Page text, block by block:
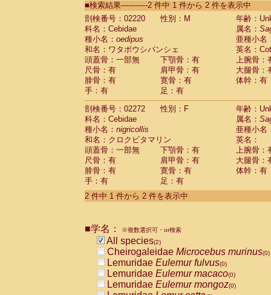
CebidaeSaguinus labiatus(0)
Cebidae Saguinus leucopus (0)
Cebidae
Cebidae
CebidaeSaguinus nigricollis (1)
Cebidae Saguinus oedipus
Cebidae Saguinus weddelli
Cebidae Saguinusspp.
Cebidae Aotus trivirgatus
Cebidae Cebus albifrons
Cebidae
CebidaeCebus capucinus
CebidaeCebus nigrivittatus
Cebidae Cebusspp.(0)
Cebidae Saimiri boliviensis
Cebidae Saimiri sciureus
Atelidae Alouatta caraya
AtelidaeAlouatta fusca
AtelidaeAlouatta seniculus
AtelidaeAteles belzebuth
AtelidaeAteles geoffroyi
AtelidaeAteles paniscus(0)
AtelidaeAtelesspp. (0)
AtelidaeLagothrix lagothricha
AtelidaeLagothrix lagothricha cana
PitheciidaeCacajao calvus
■検索結果-----------2 件中 1 件から 2 件を表示中
剖検番号：02220
性別：M
年齢：
科名：Cebidae
属名：
種小名： oedipus
亜種小名
和名：ワタボウシパンシェ
英名：
頭蓋骨：一部無
下顎骨：有
上腕骨：
尺骨：有
肩甲骨：有
大腿骨：
腓骨：有
寛骨：有
体幹：有
手：有
足：有
剖検番号：02272
性別：F
年齢：
科名：Cebidae
属名：
種小名： nigricollis
亜種小名
和名：クロクビタマリン
英名：
頭蓋骨：一部無
下顎骨：有
上腕骨：
尺骨：有
肩甲骨：有
大腿骨：
腓骨：有
寛骨：有
体幹：有
手：有
足：有
2 件中 1 件から 2 件を表示中
■学名： ※複数選択可・or検索
All species(2)
Cheirogaleidae Microcebus murinus(0)
Lemuridae Eulemur fulvus(0)
Lemuridae Eulemur macaco(0)
Lemuridae Eulemur mongoz(0)